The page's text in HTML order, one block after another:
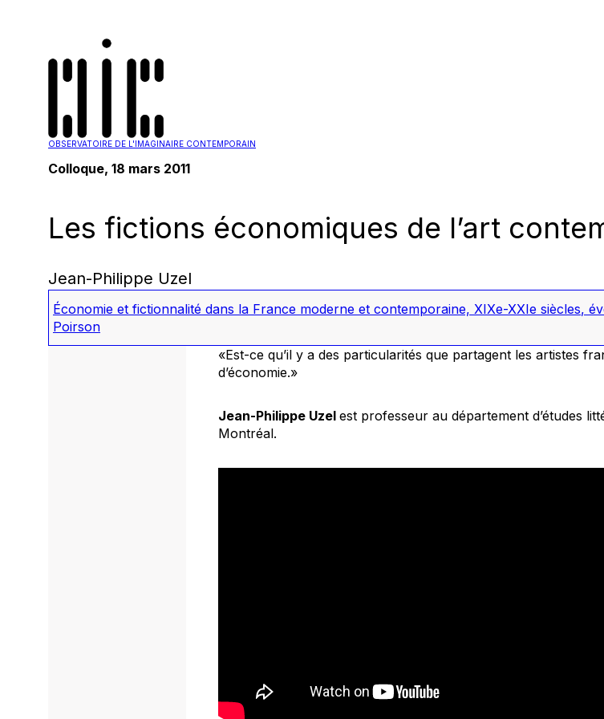
OBSERVATOIRE DE L'IMAGINAIRE CONTEMPORAIN
Colloque, 18 mars 2011
Les fictions économiques de l’art
Jean-Philippe Uzel
Économie et fictionnalité dans la France moderne et contemporaine, XIXe-XXIe siècles,
Poirson
«Est-ce qu’il y a des particularités que partagent les artistes
d’économie.»
Jean-Philippe Uzel est professeur au département d’études
Montréal.